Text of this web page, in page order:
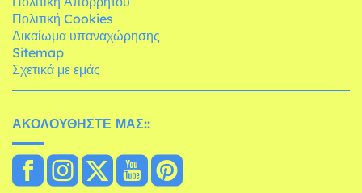
Πολιτική Cookies
Δικαίωμα υπαναχώρησης
Sitemap
Σχετικά με εμάς
ΑΚΟΛΟΥΘΉΣΤΕ ΜΑΣ::